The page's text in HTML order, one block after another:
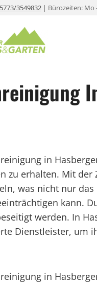
3549832 | Bürozeiten: Mo
in
zu erhalten. Mit
was nicht nur
kann.
werden. In
Dienstleister, um
in